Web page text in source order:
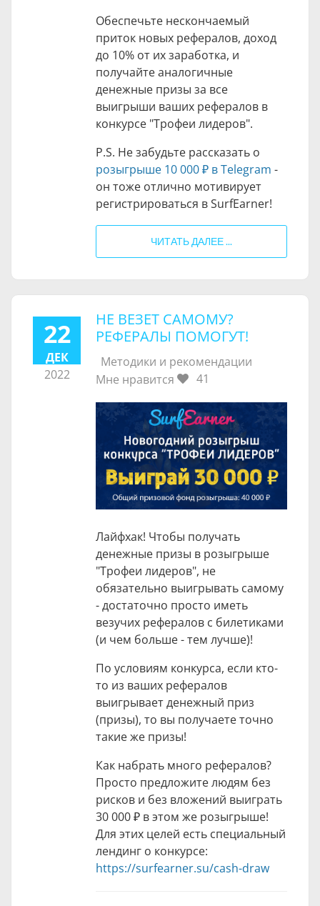
Обеспечьте нескончаемый
приток новых рефералов, доход
до 10% от их заработка, и
получайте аналогичные
денежные призы за все
выигрыши ваших рефералов в
конкурсе "Трофеи лидеров".
P.S. Не забудьте рассказать о
розыгрыше 10 000 ₽ в Telegram -
он тоже отлично мотивирует
регистрироваться в SurfEarner!
ЧИТАТЬ ДАЛЕЕ ...
22
ДЕК
2022
НЕ ВЕЗЕТ САМОМУ?
РЕФЕРАЛЫ ПОМОГУТ!
Методики и рекомендации
Мне нравится
41
Лайфхак! Чтобы получать
денежные призы в розыгрыше
"Трофеи лидеров", не
обязательно выигрывать самому
- достаточно просто иметь
везучих рефералов с билетиками
(и чем больше - тем лучше)!
По условиям конкурса, если кто-
то из ваших рефералов
выигрывает денежный приз
(призы), то вы получаете точно
такие же призы!
Как набрать много рефералов?
Просто предложите людям без
рисков и без вложений выиграть
30 000 ₽ в этом же розыгрыше!
Для этих целей есть специальный
лендинг о конкурсе:
https://surfearner.su/cash-draw